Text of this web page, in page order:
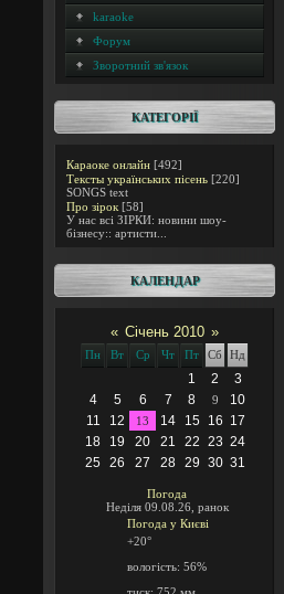
karaoke
Форум
Зворотний зв'язок
КАТЕГОРІЇ
Караоке онлайн [492]
Тексты українських пісень [220]
SONGS text
Про зірок [58]
У нас всі ЗІРКИ: новини шоу-
бізнесу:: артисти...
КАЛЕНДАР
« Січень 2010 »
Пн Вт Ср Чт Пт Сб Нд
1 2
3
4
5 6 7 8 9
10
11
12 13 14 15 16 17
18
19 20 21 22 23 24
25 26 27 28 29 30 31
Погода
Неділя 09.08.26, ранок
Погода у Києві
+20°
вологість: 56%